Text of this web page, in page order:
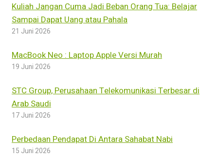
Kuliah Jangan Cuma Jadi Beban Orang Tua: Belajar
Sampai Dapat Uang atau Pahala
21 Juni 2026
MacBook Neo : Laptop Apple Versi Murah
19 Juni 2026
STC Group, Perusahaan Telekomunikasi Terbesar di
Arab Saudi
17 Juni 2026
Perbedaan Pendapat Di Antara Sahabat Nabi
15 Juni 2026